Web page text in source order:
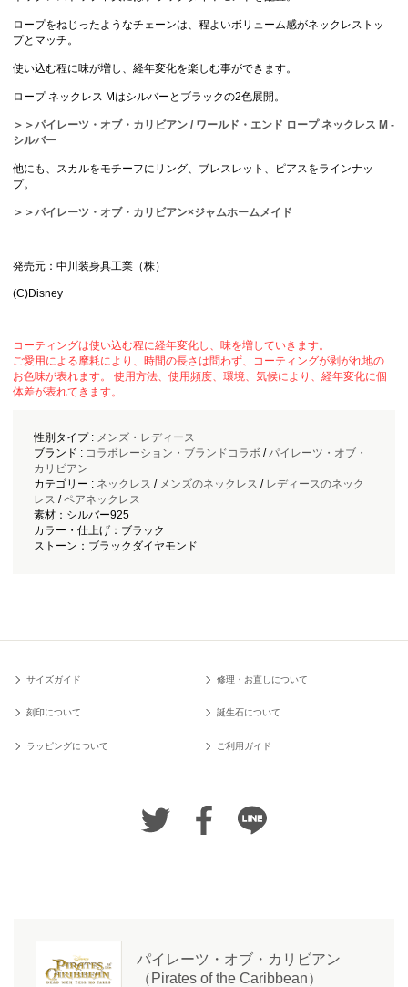
ロープをねじったようなチェーンは、程よいボリューム感がネックレストッ
プとマッチ。
使い込む程に味が増し、経年変化を楽しむ事ができます。
ロープ ネックレス Mはシルバーとブラックの2色展開。
＞＞パイレーツ・オブ・カリビアン / ワールド・エンド ロープ ネックレス M -
シルバー
他にも、スカルをモチーフにリング、ブレスレット、ピアスをラインナッ
プ。
＞＞パイレーツ・オブ・カリビアン×ジャムホームメイド
発売元：中川装身具工業（株）
(C)Disney
コーティングは使い込む程に経年変化し、味を増していきます。
ご愛用による摩耗により、時間の長さは問わず、コーティングが剥がれ地の
お色味が表れます。 使用方法、使用頻度、環境、気候により、経年変化に個
体差が表れてきます。
性別タイプ : メンズ・ レディース
ブランド : コラボレーション・ブランドコラボ/パイレーツ・オブ・
カリビアン
カテゴリー : ネックレス / メンズのネックレス / レディースのネック
レス /ペアネックレス
素材：シルバー925
カラー・仕上げ：ブラック
ストーン：ブラックダイヤモンド
サイズガイド 修理・お直しについて
刻印について 誕生石について
ラッピングについて ご利用ガイド
パイレーツ・オブ・カリビアン
（Pirates of the Caribbean）